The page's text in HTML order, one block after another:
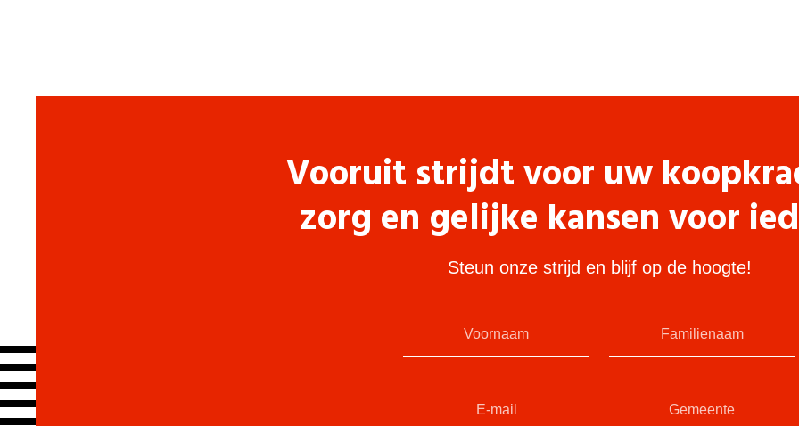
Vooruit strijdt voor uw
zorg en gelijke kansen voor
Steun onze strijd en blijf op de hoogte!